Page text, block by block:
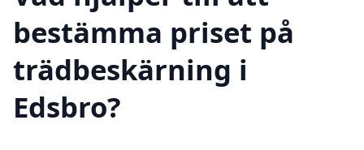
bestämma priset på
trädbeskärning i
Edsbro?